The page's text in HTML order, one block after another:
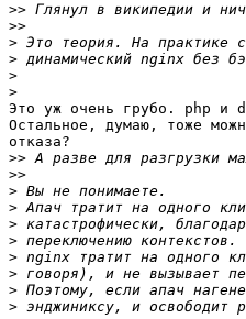
>>
>>
>
>
>
>
Это уж очень грубо. php
Остальное, думаю, тоже
отказа?
>>
>>
>
>
>
>
>
>
>
>